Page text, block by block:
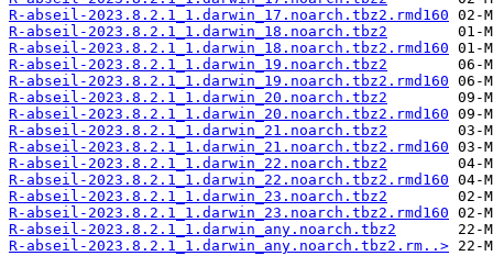
R-abseil-2023.8.2.1_1.darwin_17.noarch.tbz2.rmd160
R-abseil-2023.8.2.1_1.darwin_18.noarch.tbz2
R-abseil-2023.8.2.1_1.darwin_18.noarch.tbz2.rmd160
R-abseil-2023.8.2.1_1.darwin_19.noarch.tbz2
R-abseil-2023.8.2.1_1.darwin_19.noarch.tbz2.rmd160
R-abseil-2023.8.2.1_1.darwin_20.noarch.tbz2
R-abseil-2023.8.2.1_1.darwin_20.noarch.tbz2.rmd160
R-abseil-2023.8.2.1_1.darwin_21.noarch.tbz2
R-abseil-2023.8.2.1_1.darwin_21.noarch.tbz2.rmd160
R-abseil-2023.8.2.1_1.darwin_22.noarch.tbz2
R-abseil-2023.8.2.1_1.darwin_22.noarch.tbz2.rmd160
R-abseil-2023.8.2.1_1.darwin_23.noarch.tbz2
R-abseil-2023.8.2.1_1.darwin_23.noarch.tbz2.rmd160
R-abseil-2023.8.2.1_1.darwin_any.noarch.tbz2
R-abseil-2023.8.2.1_1.darwin_any.noarch.tbz2.rm..>